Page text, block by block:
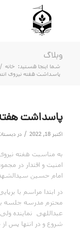
وبلاگ
شما اینجا هستید: خانه /
پاسداشت هفته نیروی
پاسداشت
اکتبر 18, 2022 / در
به مناسبت هفته
امنیت و اقتدار در
امام حسین
در ابتدا مراسم با
محترم مدرسه جلسه
عبداللهی نماینده
شروع و در انتها پس